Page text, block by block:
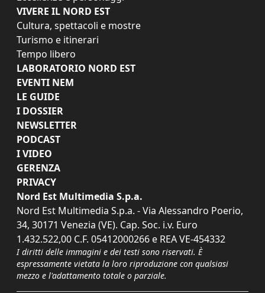
VIVERE IL NORD EST
Cultura, spettacoli e mostre
Turismo e itinerari
Tempo libero
LABORATORIO NORD EST
EVENTI NEM
LE GUIDE
I DOSSIER
NEWSLETTER
PODCAST
I VIDEO
GERENZA
PRIVACY
Nord Est Multimedia S.p.a.
Nord Est Multimedia S.p.a. - Via Alessandro Poerio,
34, 30171 Venezia (VE). Cap. Soc. i.v. Euro
1.432.522,00 C.F. 05412000266 e REA VE-454332
I diritti delle immagini e dei testi sono riservati. È
espressamente vietata la loro riproduzione con qualsiasi
mezzo e l'adattamento totale o parziale.